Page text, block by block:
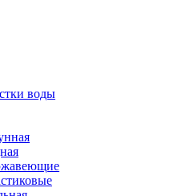
воды